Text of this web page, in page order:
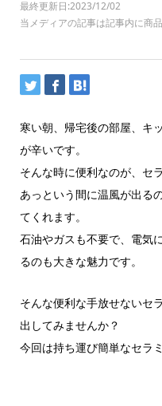
最終更新日:2023/12/02
当メディアの記事は記事内に商
寒い朝、帰宅後の部屋、キ
が辛いです。
そんな時に便利なのが、セ
あっという間に温風が出る
てくれます。
石油やガスも不要で、電気
るのも大きな魅力です。
そんな便利な手放せないセ
出してみませんか？
今回は持ち運び簡単なセラ